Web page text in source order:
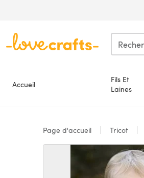
Accueil
Fils Et
Laines
Page d'accueil Tricot